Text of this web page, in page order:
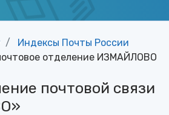
Индексы Почты России
отделение ИЗМАЙЛОВО
почтовой связи